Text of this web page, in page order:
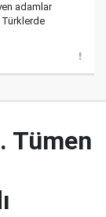
adamlar
Tümen